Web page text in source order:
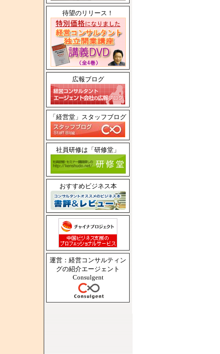
待望のリリース！
広報ブログ
「経営堂」スタッフブログ
社員研修は「研修堂」
おすすめビジネス本
運営：経営コンサルティン
グの紹介エージェント
Consulgent